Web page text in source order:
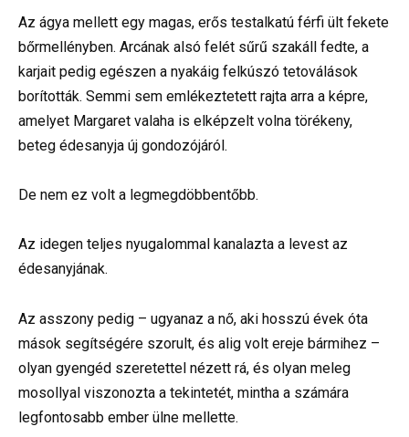
Az ágya mellett egy magas, erős testalkatú férfi ült fekete
bőrmellényben. Arcának alsó felét sűrű szakáll fedte, a
karjait pedig egészen a nyakáig felkúszó tetoválások
borították. Semmi sem emlékeztetett rajta arra a képre,
amelyet Margaret valaha is elképzelt volna törékeny,
beteg édesanyja új gondozójáról.
De nem ez volt a legmegdöbbentőbb.
Az idegen teljes nyugalommal kanalazta a levest az
édesanyjának.
Az asszony pedig – ugyanaz a nő, aki hosszú évek óta
mások segítségére szorult, és alig volt ereje bármihez –
olyan gyengéd szeretettel nézett rá, és olyan meleg
mosollyal viszonozta a tekintetét, mintha a számára
legfontosabb ember ülne mellette.